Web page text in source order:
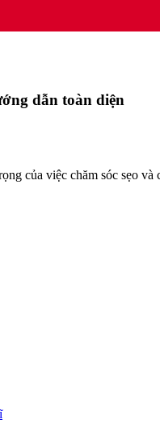
dẫn toàn diện
của việc chăm sóc sẹo